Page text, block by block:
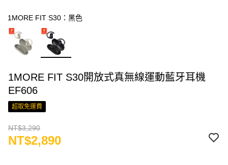
1MORE FIT S30：黑色
1MORE FIT S30開放式真無線運動藍牙耳機
EF606
超取免運費
NT$3,290
NT$2,890